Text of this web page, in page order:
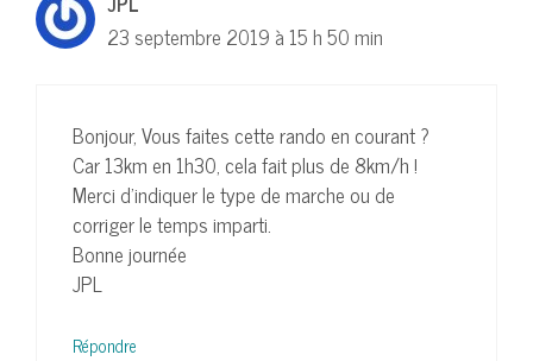
23 septembre 2019 à 15 h 50 min
Bonjour, Vous faites cette rando en courant ?
Car 13km en 1h30, cela fait plus de 8km/h !
Merci d’indiquer le type de marche ou de
corriger le temps imparti.
Bonne journée
JPL
Répondre